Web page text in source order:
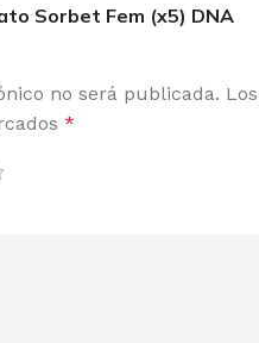
Sorbet Fem (x5) DNA
no será publicada. Los
*